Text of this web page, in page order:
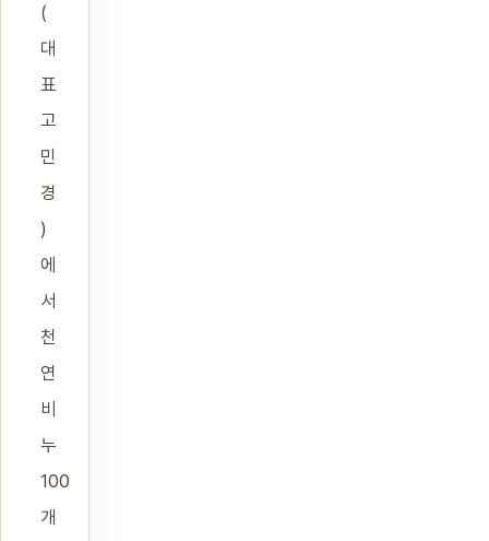
(
대
표
고
민
경
)
에
서
천
연
비
누
100
개